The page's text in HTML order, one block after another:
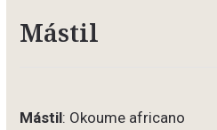
Mástil
Mástil: Okoume africano